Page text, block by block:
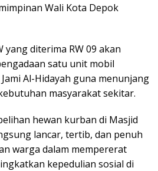
Wali Kota Depok
yang diterima RW 09 akan
satu unit mobil
Al-Hidayah guna menunjang
masyarakat sekitar.
hewan kurban di Masjid
lancar, tertib, dan penuh
warga dalam mempererat
kepedulian sosial di